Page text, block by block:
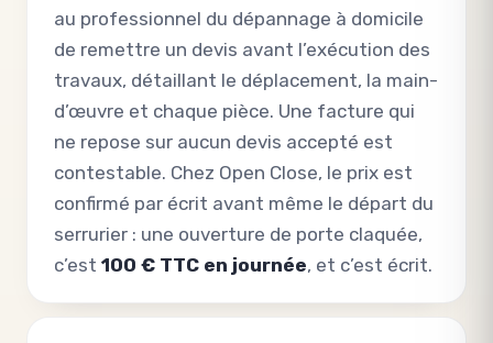
au professionnel du dépannage à domicile
de remettre un devis avant l’exécution des
travaux, détaillant le déplacement, la main-
d’œuvre et chaque pièce. Une facture qui
ne repose sur aucun devis accepté est
contestable. Chez Open Close, le prix est
confirmé par écrit avant même le départ du
serrurier : une ouverture de porte claquée,
c’est 100 € TTC en journée, et c’est écrit.